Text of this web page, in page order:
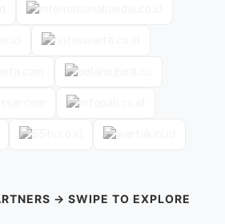
→ SWIPE TO EXPLORE